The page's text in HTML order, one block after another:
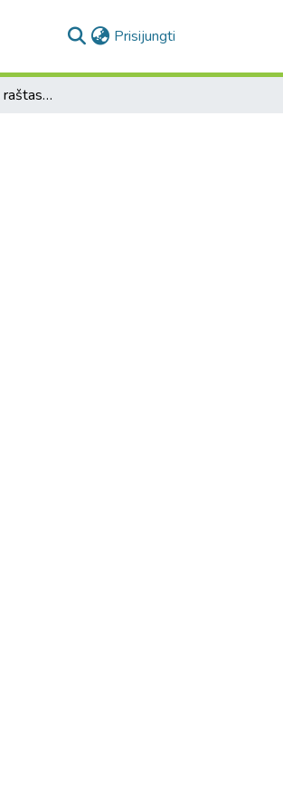
Prisijungti
[Žygimanto Augusto raštas dvariškiui Andriui Ilgovskiui]